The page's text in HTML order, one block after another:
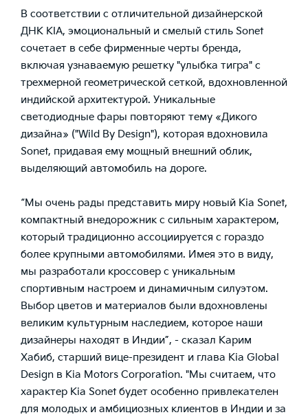
В соответствии с отличительной дизайнерской
ДНК KIA, эмоциональный и смелый стиль Sonet
сочетает в себе фирменные черты бренда,
включая узнаваемую решетку "улыбка тигра" с
трехмерной геометрической сеткой, вдохновленной
индийской архитектурой. Уникальные
светодиодные фары повторяют тему «Дикого
дизайна» ("Wild By Design"), которая вдохновила
Sonet, придавая ему мощный внешний облик,
выделяющий автомобиль на дороге.
“Мы очень рады представить миру новый Kia Sonet,
компактный внедорожник с сильным характером,
который традиционно ассоциируется с гораздо
более крупными автомобилями. Имея это в виду,
мы разработали кроссовер с уникальным
спортивным настроем и динамичным силуэтом.
Выбор цветов и материалов были вдохновлены
великим культурным наследием, которое наши
дизайнеры находят в Индии”, - сказал Карим
Хабиб, старший вице-президент и глава Kia Global
Design в Kia Motors Corporation. "Мы считаем, что
характер Kia Sonet будет особенно привлекателен
для молодых и амбициозных клиентов в Индии и за